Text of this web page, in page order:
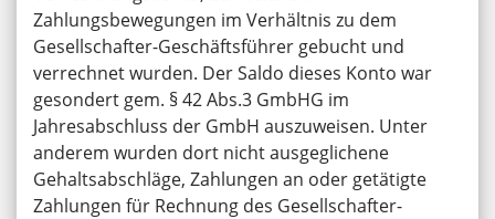
Zahlungsbewegungen im Verhältnis zu dem
Gesellschafter-Geschäftsführer gebucht und
verrechnet wurden. Der Saldo dieses Konto war
gesondert gem. § 42 Abs.3 GmbHG im
Jahresabschluss der GmbH auszuweisen. Unter
anderem wurden dort nicht ausgeglichene
Gehaltsabschläge, Zahlungen an oder getätigte
Zahlungen für Rechnung des Gesellschafter-